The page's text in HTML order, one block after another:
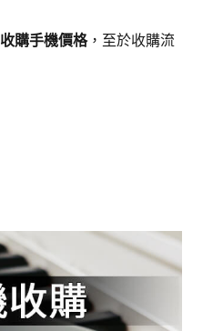
收購手機價格，至於收購流